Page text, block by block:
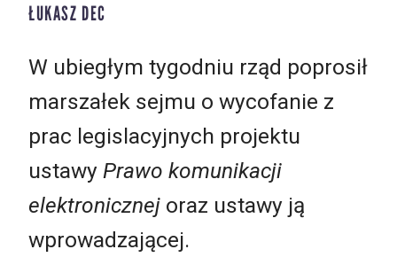
ŁUKASZ DEC
W ubiegłym tygodniu rząd poprosił
marszałek sejmu o wycofanie z
prac legislacyjnych projektu
ustawy Prawo komunikacji
elektronicznej oraz ustawy ją
wprowadzającej.